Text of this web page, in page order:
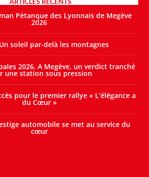
Pétanque des Lyonnais de Megève
2026
soleil par-delà les montagnes
2026. A Megève, un verdict tranché
une station sous pression
pour le premier rallye « L’élégance a
du Cœur »
automobile se met au service du
cœur